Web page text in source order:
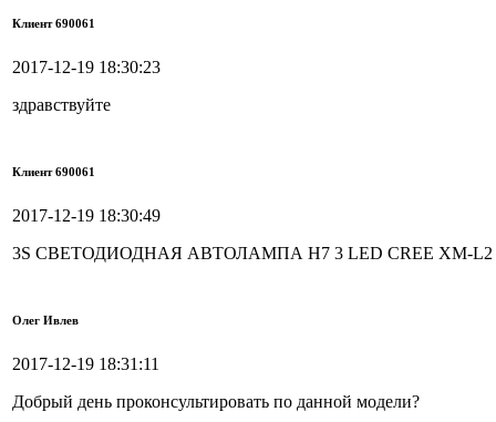
Клиент 690061
2017-12-19 18:30:23
здравствуйте
Клиент 690061
2017-12-19 18:30:49
3S СВЕТОДИОДНАЯ АВТОЛАМПА H7 3 LED CREE XM-L2
Олег Ивлев
2017-12-19 18:31:11
Добрый день проконсультировать по данной модели?